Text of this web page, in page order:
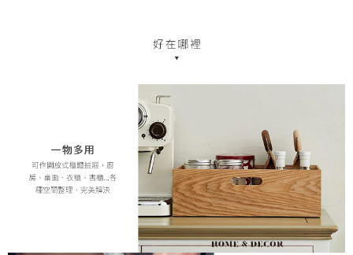
３．收到繳費通知簡訊後14天內，點擊此簡訊中的連結，可透過四大超商／
購買商品的店家。未經商家同意取消之訂單仍視為有效，需透過AFTEE先享
※ 交易是否成功請以「AFTEE先享後付 」之結帳頁面顯示為準，若有關於
是否繳費成功／繳費後需取消欲退款等相關疑問，請聯繫「AFTEE先享後付
客戶支援中心」 https://netprotections.freshdesk.com/support/home
【注意事項】
１．透過由恩沛科技股份有限公司提供之「AFTEE先享後付」服務完成之交
易，需依本服務之必要範圍內提供個人資料，並將交易相關給付款項請求債
權轉讓予恩沛科技股份有限公司。
２．關於個人資料處理事宜，請瀏覽以下網址：
https://aftee.tw/terms/#terms3